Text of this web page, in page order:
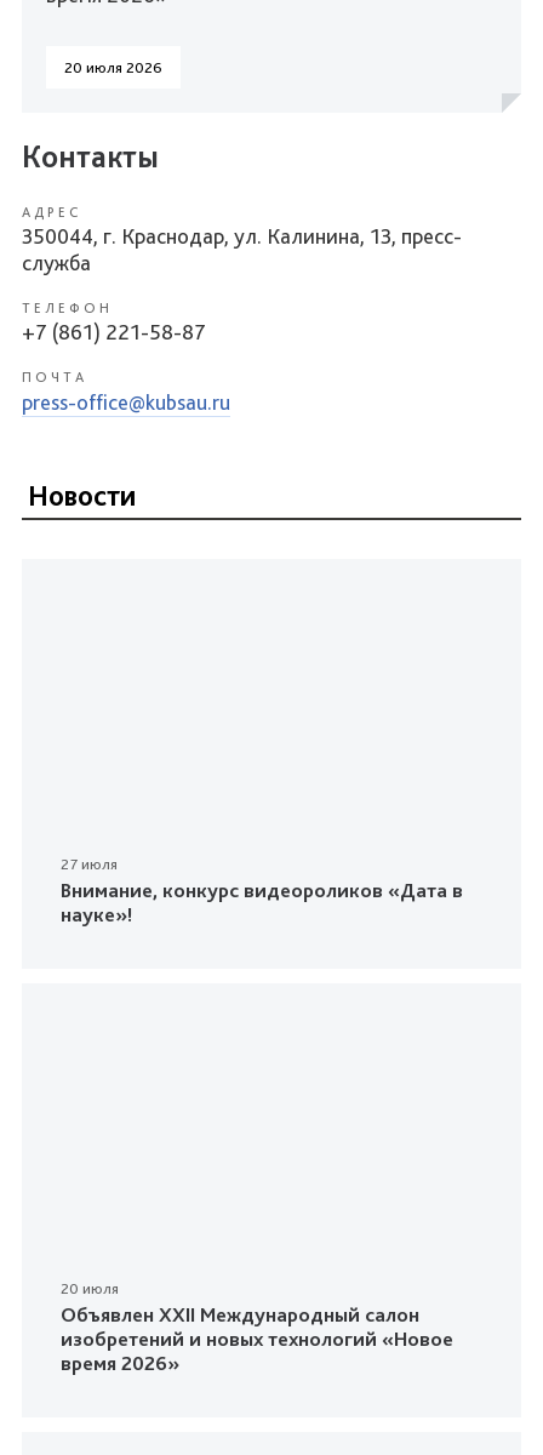
20 июля 2026
Контакты
АДРЕС
350044, г. Краснодар, ул. Калинина, 13, пресс-
служба
ТЕЛЕФОН
+7 (861) 221-58-87
ПОЧТА
press-office@kubsau.ru
Новости
27 июля
Внимание, конкурс видеороликов «Дата в
науке»!
20 июля
Объявлен XXII Международный салон
изобретений и новых технологий «Новое
время 2026»